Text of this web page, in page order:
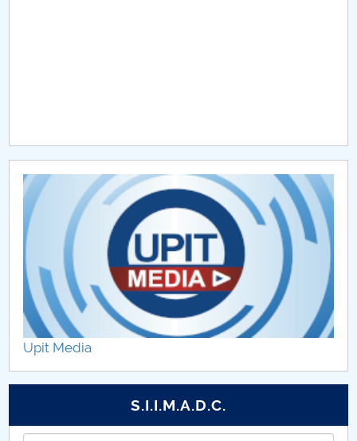
Chestionar angajabilitate ALUMNI – UPB
CAR2026
MENIU CANTINA
Extrase Ședințe Senat 2023
Upit Media
S.I.I.M.A.D.C.